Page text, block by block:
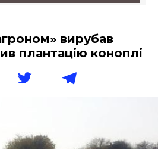
вирубав
плантацію коноплі